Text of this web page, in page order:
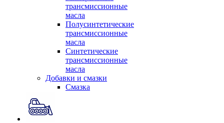
трансмиссионные
масла
Полусинтетические
трансмиссионные
масла
Синтетические
трансмиссионные
масла
Добавки и смазки
Смазка